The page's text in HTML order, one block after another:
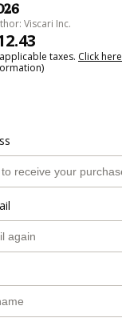
Viscari Inc.
taxes. Click here